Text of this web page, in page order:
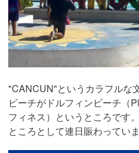
"CANCUN"というカラフルな
ビーチがドルフィンビーチ（
フィネス）というところです
ところとして連日賑わっていま